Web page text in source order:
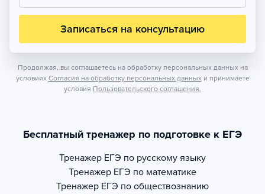
Записаться на консультацию
Продолжая, вы соглашаетесь на обработку персональных данных на
условиях Согласия на обработку персональных данных и принимаете
условия Пользовательского соглашения.
Бесплатный тренажер по подготовке к ЕГЭ
Тренажер ЕГЭ по русскому языку
Тренажер ЕГЭ по математике
Тренажер ЕГЭ по обществознанию